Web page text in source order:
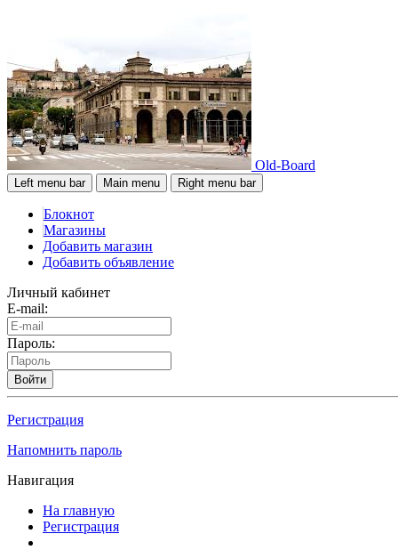
Old-Board
Left menu bar Main menu Right menu bar
Блокнот
Магазины
Добавить магазин
Добавить объявление
Личный кабинет
E-mail:
Пароль:
Войти
Регистрация
Напомнить пароль
Навигация
На главную
Регистрация